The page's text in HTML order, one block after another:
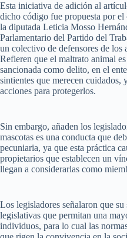
Esta iniciativa de adición al
dicho código fue propuesta por
la diputada Leticia Mosso
Parlamentario del Partido del
un colectivo de defensores de los
Refieren que el maltrato animal
sancionada como delito, en el
sintientes que merecen cuidados,
acciones para protegerlos.
Sin embargo, añaden los
mascotas es una conducta que
pecuniaria, ya que esta práctica
propietarios que establecen un
llegan a considerarlas como
Los legisladores señalaron que
legislativas que permitan una
individuos, para lo cual las